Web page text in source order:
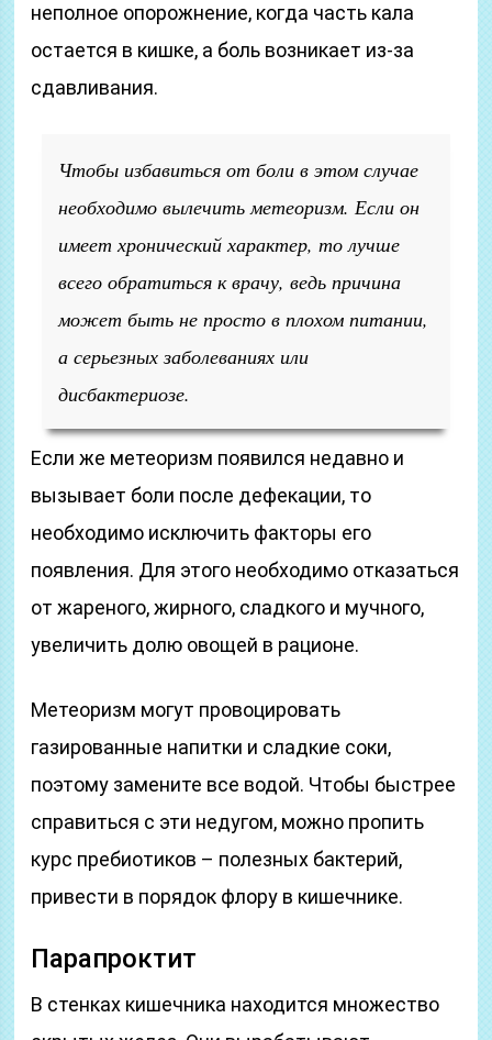
неполное опорожнение, когда часть кала
остается в кишке, а боль возникает из-за
сдавливания.
Чтобы избавиться от боли в этом случае
необходимо вылечить метеоризм. Если он
имеет хронический характер, то лучше
всего обратиться к врачу, ведь причина
может быть не просто в плохом питании,
а серьезных заболеваниях или
дисбактериозе.
Если же метеоризм появился недавно и
вызывает боли после дефекации, то
необходимо исключить факторы его
появления. Для этого необходимо отказаться
от жареного, жирного, сладкого и мучного,
увеличить долю овощей в рационе.
Метеоризм могут провоцировать
газированные напитки и сладкие соки,
поэтому замените все водой. Чтобы быстрее
справиться с эти недугом, можно пропить
курс пребиотиков – полезных бактерий,
привести в порядок флору в кишечнике.
Парапроктит
В стенках кишечника находится множество